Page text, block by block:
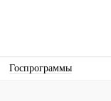
Госпрограммы